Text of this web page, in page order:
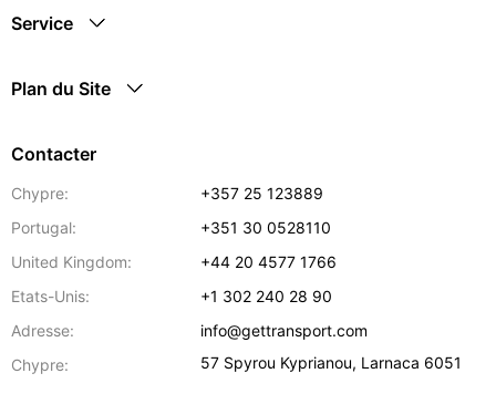
Service
Plan du Site
Contacter
Chypre:
+357 25 123889
Portugal:
+351 30 0528110
United Kingdom:
+44 20 4577 1766
Etats-Unis:
+1 302 240 28 90
Adresse:
info@gettransport.com
Chypre:
57 Spyrou Kyprianou, Larnaca 6051